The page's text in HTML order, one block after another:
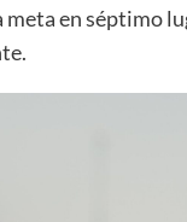
en séptimo